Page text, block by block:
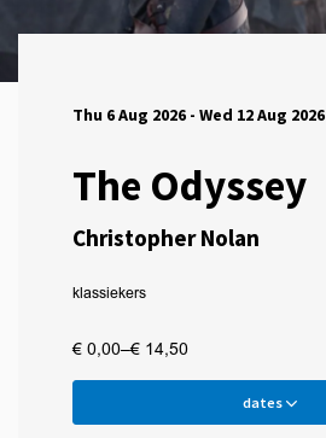
The Odyssey
Christopher Nolan
Thu 6 Aug 2026 - Wed 12 Aug 2026
klassiekers
€ 0,00–€ 14,50
dates